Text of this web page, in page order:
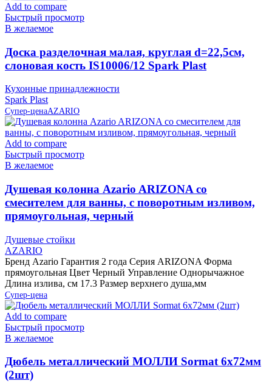
Add to compare
Быстрый просмотр
В желаемое
Доска разделочная малая, круглая d=22,5см,
слоновая кость IS10006/12 Spark Plast
Кухонные принадлежности
Spark Plast
Супер-ценаAZARIO
Add to compare
Быстрый просмотр
В желаемое
Душевая колонна Azario ARIZONA со
смесителем для ванны, с поворотным изливом,
прямоугольная, черный
Душевые стойки
AZARIO
Бренд Azario Гарантия 2 года Серия ARIZONA Форма
прямоугольная Цвет Черный Управление Однорычажное
Длина излива, см 17.3 Размер верхнего душа,мм
Супер-цена
Add to compare
Быстрый просмотр
В желаемое
Дюбель металлический МОЛЛИ Sormat 6х72мм
(2шт)